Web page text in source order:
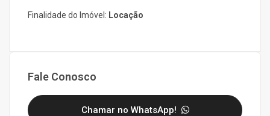
Finalidade do Imóvel: Locação
Fale Conosco
Chamar no WhatsApp!